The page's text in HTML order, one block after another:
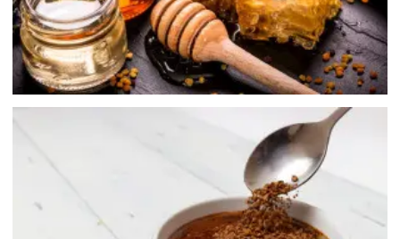
沖泡飲品
Instant-drink